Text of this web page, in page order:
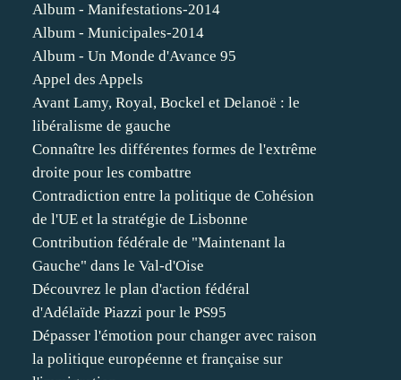
Album - Manifestations-2014
Album - Municipales-2014
Album - Un Monde d'Avance 95
Appel des Appels
Avant Lamy, Royal, Bockel et Delanoë : le
libéralisme de gauche
Connaître les différentes formes de l'extrême
droite pour les combattre
Contradiction entre la politique de Cohésion
de l'UE et la stratégie de Lisbonne
Contribution fédérale de "Maintenant la
Gauche" dans le Val-d'Oise
Découvrez le plan d'action fédéral
d'Adélaïde Piazzi pour le PS95
Dépasser l'émotion pour changer avec raison
la politique européenne et française sur